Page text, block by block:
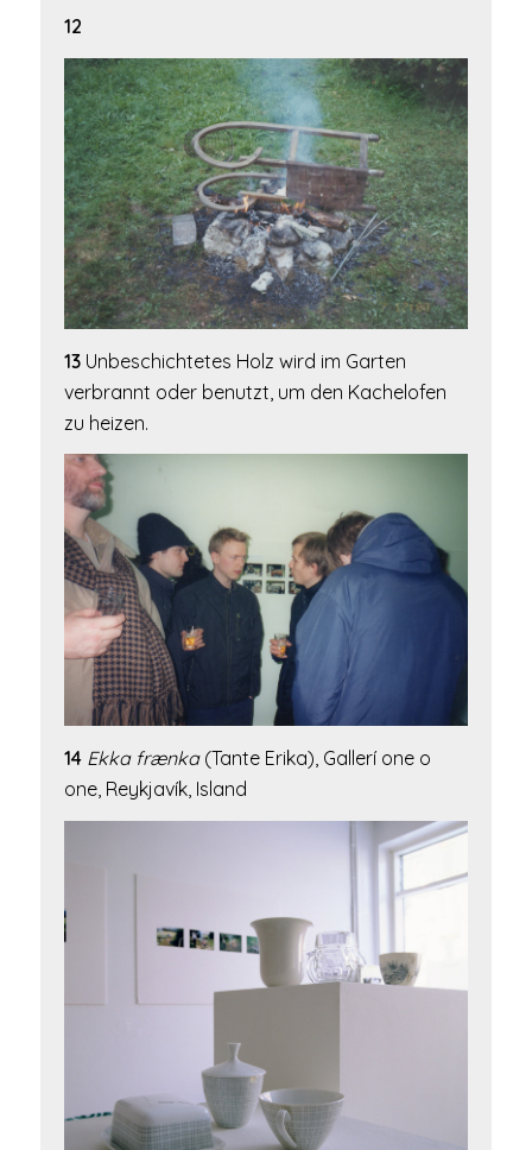
12
13Unbeschichtetes Holz wird im Garten
verbrannt oder benutzt, um den Kachelofen
zu heizen.
14 Ekka frænka(Tante Erika), Gallerí one o
one, Reykjavík, Island